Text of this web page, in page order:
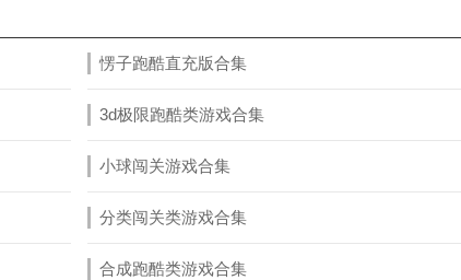
愣子跑酷直充版合集
3d极限跑酷类游戏合集
小球闯关游戏合集
分类闯关类游戏合集
合成跑酷类游戏合集